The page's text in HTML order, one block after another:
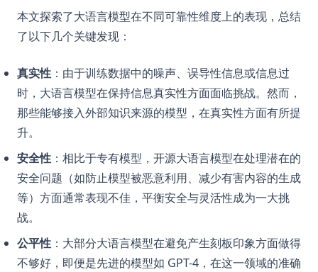
本文探索了大语言模型在不同可靠性维度上的表现，总结
了以下几个关键发现：
真实性 ：由于训练数据中的噪声、误导性信息或信息过
时，大语言模型在保持信息真实性方面面临挑战。然而，
那些能够接入外部知识来源的模型，在真实性方面有所提
升。
安全性 ：相比于专有模型，开源大语言模型在处理潜在的
安全问题（如防止模型被恶意利用、减少有害内容的生成
等）方面通常表现不佳，平衡安全与灵活性成为一大挑
战。
公平性 ：大部分大语言模型在避免产生刻板印象方面做得
不够好，即便是先进的模型如 GPT-4，在这一领域的准确